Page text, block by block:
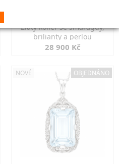
Zlatý kolier se smaragdy,
brilianty a perlou
28 900 Kč
NOVÉ OBJEDNÁNO